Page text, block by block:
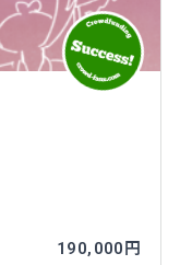
190,000円